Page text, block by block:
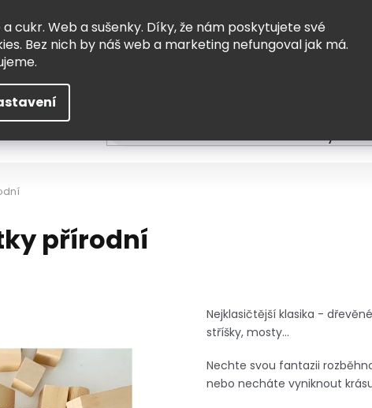
a cukr. Web a sušenky. Díky, že nám poskytujete své
Bez nich by náš web a marketing nefungoval jak má.
přírodní
Nejklasičtější klasika -
stříšky, mosty...
Nechte svou fantazii
nebo necháte vyniknout